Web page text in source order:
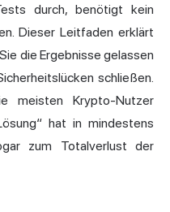
durch, benötigt kein
Dieser Leitfaden erklärt
die Ergebnisse gelassen
schließen.
meisten Krypto-Nutzer
hat in mindestens
zum Totalverlust der